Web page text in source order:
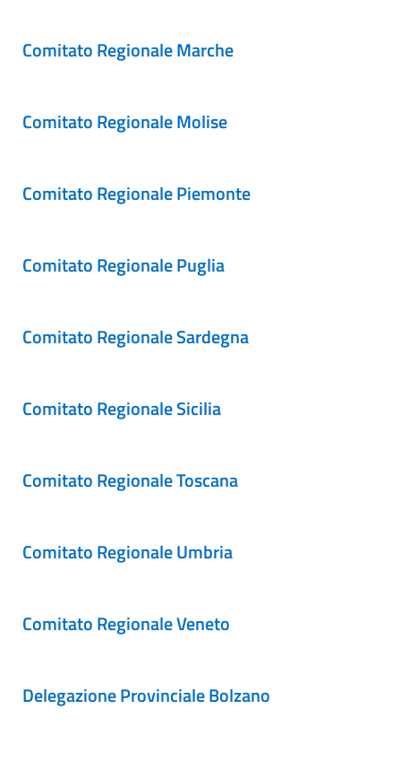
Comitato Regionale Marche
Comitato Regionale Molise
Comitato Regionale Piemonte
Comitato Regionale Puglia
Comitato Regionale Sardegna
Comitato Regionale Sicilia
Comitato Regionale Toscana
Comitato Regionale Umbria
Comitato Regionale Veneto
Delegazione Provinciale Bolzano